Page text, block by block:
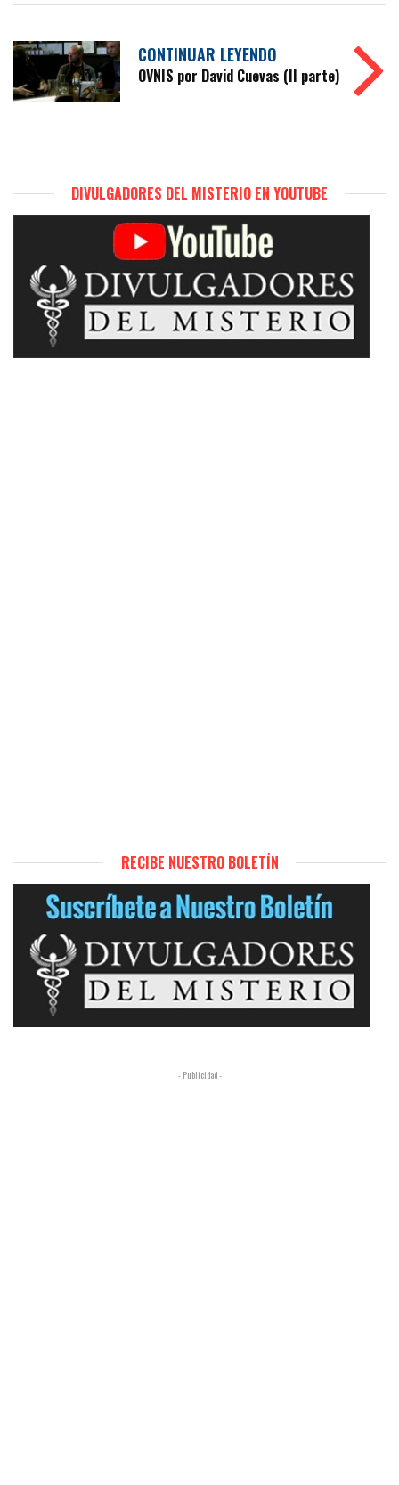
CONTINUAR LEYENDO
OVNIS por David Cuevas (II parte)
DIVULGADORES DEL MISTERIO EN YOUTUBE
RECIBE NUESTRO BOLETÍN
- Publicidad -